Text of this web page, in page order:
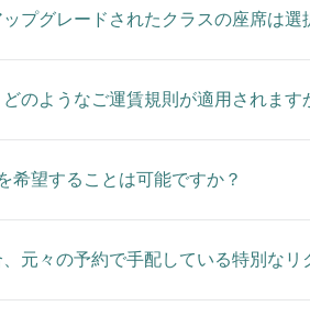
プグレードされたクラスの座席は選
のようなご運賃規則が適用されます
希望することは可能ですか？
元々の予約で手配している特別な